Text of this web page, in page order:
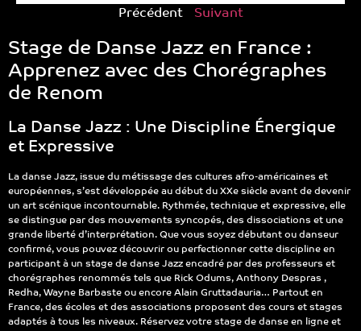
Précédent Suivant
Stage de Danse Jazz en France :
Apprenez avec des Chorégraphes
de Renom
La Danse Jazz : Une Discipline Énergique
et Expressive
La danse Jazz, issue du métissage des cultures afro-américaines et
européennes, s’est développée au début du XXe siècle avant de devenir
un art scénique incontournable. Rythmée, technique et expressive, elle
se distingue par des mouvements syncopés, des dissociations et une
grande liberté d’interprétation. Que vous soyez débutant ou danseur
confirmé, vous pouvez découvrir ou perfectionner cette discipline en
participant à un stage de danse Jazz encadré par des professeurs et
chorégraphes renommés tels que Rick Odums, Anthony Despras ,
Redha, Wayne Barbaste ou encore Alain Gruttadauria… Partout en
France, des écoles et des associations proposent des cours et stages
adaptés à tous les niveaux. Réservez votre stage de danse en ligne et